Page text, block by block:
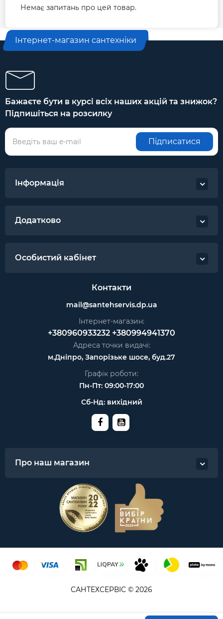
Немає запитань про цей товар.
Інтернет-магазин сантехніки
Бажаєте бути в курсі всіх наших акцій та знижок?
Підпишіться на розсилку
Підписатися
Інформація
Додатково
Особистий кабінет
Контакти
mail@santehservis.dp.ua
Інтернет-магазин:
+380960933232 +380994941370
Адреса точки видачі:
м.Дніпро, Запорізьке шосе, буд.27
Графік роботи:
Пн-Пт: 09:00-17:00
Сб-Нд: вихідний
Про наш магазин
САНТЕХСЕРВІС © 2026